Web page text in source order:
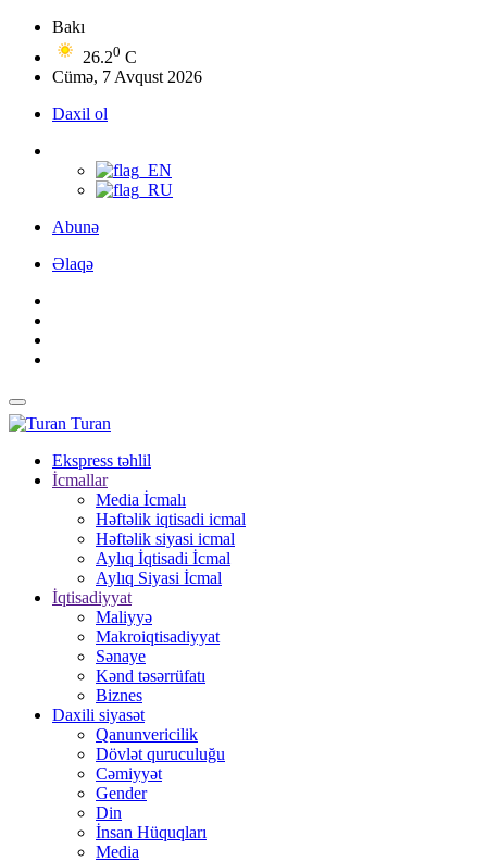
Bakı
26.20 C
Cümə, 7 Avqust 2026
Daxil ol
Abunə
Əlaqə
Turan
Ekspress təhlil
İcmallar
Media İcmalı
Həftəlik iqtisadi icmal
Həftəlik siyasi icmal
Aylıq İqtisadi İcmal
Aylıq Siyasi İcmal
İqtisadiyyat
Maliyyə
Makroiqtisadiyyat
Sənaye
Kənd təsərrüfatı
Biznes
Daxili siyasət
Qanunvericilik
Dövlət quruculuğu
Cəmiyyət
Gender
Din
İnsan Hüquqları
Media